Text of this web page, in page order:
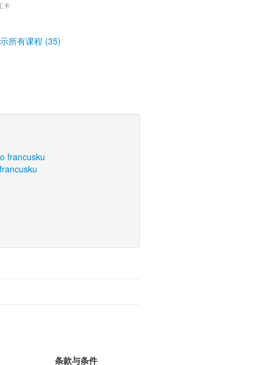
卡
所有课程 (35)
francusku
条款与条件